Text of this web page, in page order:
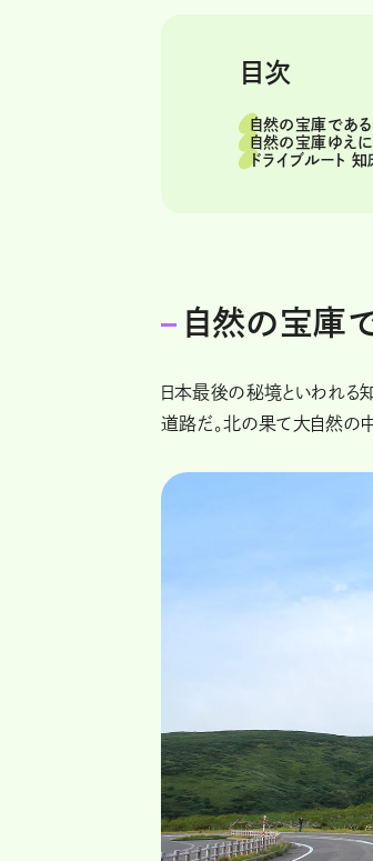
目次
自然の宝庫であ
自然の宝庫ゆえ
ドライブルート
自然の宝庫
日本最後の秘境といわれる
道路だ。北の果て大自然の